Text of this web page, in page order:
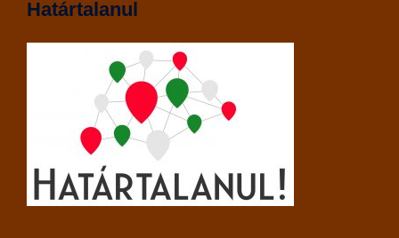
Határtalanul